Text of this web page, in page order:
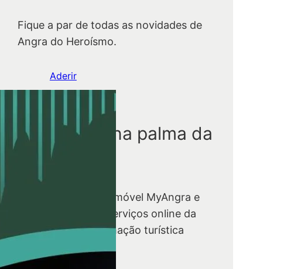
Fique a par de todas as novidades de
Angra do Heroísmo.
Aderir
Angra está na palma da
sua mão.
Descarregue a app móvel MyAngra e
tenha acesso aos serviços online da
autarquia e à informação turística